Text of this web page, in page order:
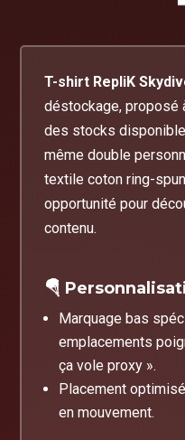
T-shirt RepliK
déstockage, proposé
des stocks
même double
textile coton ring-
opportunité pour
contenu.
🪂
Marquage bas
emplacements
ça vole proxy ».
Placement
en mouvement.